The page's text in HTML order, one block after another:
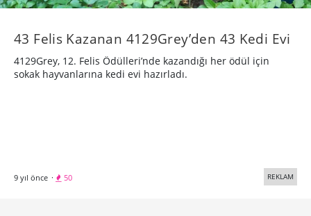
43 Felis Kazanan 4129Grey’den 43 Kedi Evi
4129Grey, 12. Felis Ödülleri’nde kazandığı her ödül için
sokak hayvanlarına kedi evi hazırladı.
9 yıl önce · 50 REKLAM